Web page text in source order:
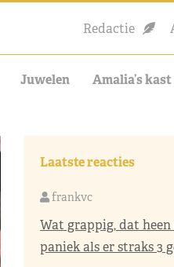
Redactie
Juwelen Amalia’s kast
Laatste reacties
frankvc
Wat grappig, dat
paniek als er straks 3